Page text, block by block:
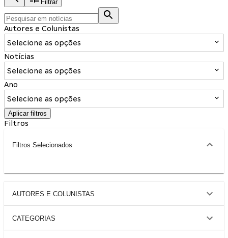
Filtrar
Autores e Colunistas
Selecione as opções
Notícias
Selecione as opções
Ano
Selecione as opções
Aplicar filtros
Filtros
Filtros Selecionados
AUTORES E COLUNISTAS
CATEGORIAS